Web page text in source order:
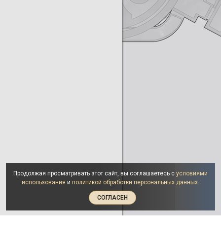
Продолжая просматривать этот сайт, вы соглашаетесь с условиями
использования и политикой обработки персональных данных.
СОГЛАСЕН